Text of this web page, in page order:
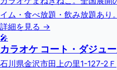
イム・食べ放題・飲み放題あり。
詳細を見る →
🎤
カラオケ コート・ダジュ
石川県金沢市田上の里1-127-2Ｆ